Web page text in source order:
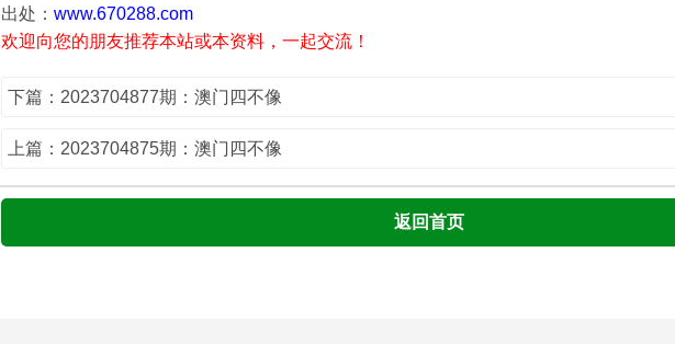
出处： www.670288.com
欢迎向您的朋友推荐本站或本资料，一起交流！
下篇：2023704877期：澳门四不像
上篇：2023704875期：澳门四不像
返回首页